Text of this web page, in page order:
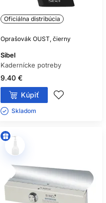
Oficiálna distribúcia
Oprašovák OUST, čierny
Sibel
Kadernícke potreby
9.40 €
Kúpiť
Skladom ㅤ